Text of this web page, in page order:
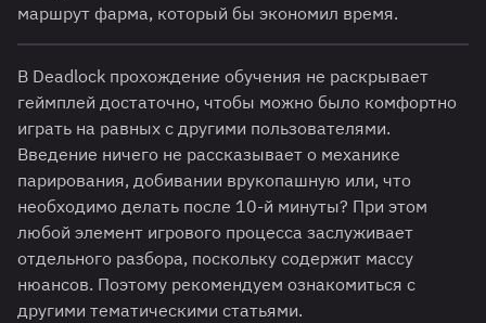
маршрут фарма, который бы экономил время.
В Deadlock прохождение обучения не раскрывает
геймплей достаточно, чтобы можно было комфортно
играть на равных с другими пользователями.
Введение ничего не рассказывает о механике
парирования, добивании врукопашную или, что
необходимо делать после 10-й минуты? При этом
любой элемент игрового процесса заслуживает
отдельного разбора, поскольку содержит массу
нюансов. Поэтому рекомендуем ознакомиться с
другими тематическими статьями.